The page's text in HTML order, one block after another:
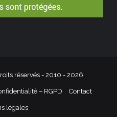
réservés - 2010 - 2026
– RGPD Contact
légales